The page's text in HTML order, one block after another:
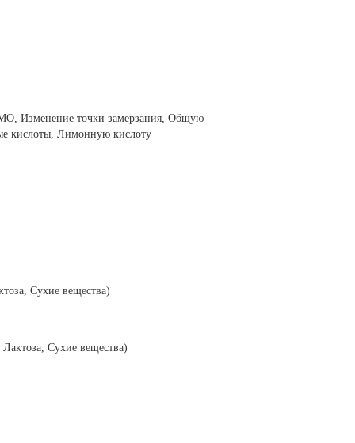
Изменение точки замерзания, Общую
кислоты, Лимонную кислоту
Сухие вещества)
Сухие вещества)